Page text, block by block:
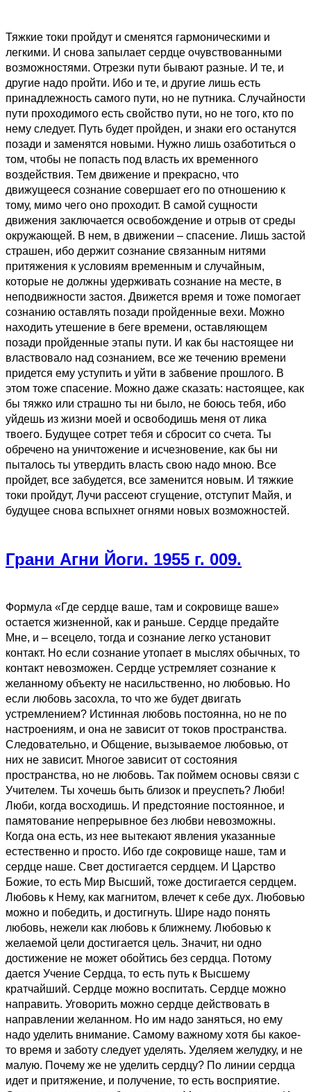
Тяжкие токи пройдут и сменятся гармоническими и
легкими. И снова запылает сердце очувствованными
возможностями. Отрезки пути бывают разные. И те, и
другие надо пройти. Ибо и те, и другие лишь есть
принадлежность самого пути, но не путника. Случайности
пути проходимого есть свойство пути, но не того, кто по
нему следует. Путь будет пройден, и знаки его останутся
позади и заменятся новыми. Нужно лишь озаботиться о
том, чтобы не попасть под власть их временного
воздействия. Тем движение и прекрасно, что
движущееся сознание совершает его по отношению к
тому, мимо чего оно проходит. В самой сущности
движения заключается освобождение и отрыв от среды
окружающей. В нем, в движении – спасение. Лишь застой
страшен, ибо держит сознание связанным нитями
притяжения к условиям временным и случайным,
которые не должны удерживать сознание на месте, в
неподвижности застоя. Движется время и тоже помогает
сознанию оставлять позади пройденные вехи. Можно
находить утешение в беге времени, оставляющем
позади пройденные этапы пути. И как бы настоящее ни
властвовало над сознанием, все же течению времени
придется ему уступить и уйти в забвение прошлого. В
этом тоже спасение. Можно даже сказать: настоящее, как
бы тяжко или страшно ты ни было, не боюсь тебя, ибо
уйдешь из жизни моей и освободишь меня от лика
твоего. Будущее сотрет тебя и сбросит со счета. Ты
обречено на уничтожение и исчезновение, как бы ни
пыталось ты утвердить власть свою надо мною. Все
пройдет, все забудется, все заменится новым. И тяжкие
токи пройдут, Лучи рассеют сгущение, отступит Майя, и
будущее снова вспыхнет огнями новых возможностей.
Грани Агни Йоги. 1955 г. 009.
Формула «Где сердце ваше, там и сокровище ваше»
остается жизненной, как и раньше. Сердце предайте
Мне, и – всецело, тогда и сознание легко установит
контакт. Но если сознание утопает в мыслях обычных, то
контакт невозможен. Сердце устремляет сознание к
желанному объекту не насильственно, но любовью. Но
если любовь засохла, то что же будет двигать
устремлением? Истинная любовь постоянна, но не по
настроениям, и она не зависит от токов пространства.
Следовательно, и Общение, вызываемое любовью, от
них не зависит. Многое зависит от состояния
пространства, но не любовь. Так поймем основы связи с
Учителем. Ты хочешь быть близок и преуспеть? Люби!
Люби, когда восходишь. И предстояние постоянное, и
памятование непрерывное без любви невозможны.
Когда она есть, из нее вытекают явления указанные
естественно и просто. Ибо где сокровище наше, там и
сердце наше. Свет достигается сердцем. И Царство
Божие, то есть Мир Высший, тоже достигается сердцем.
Любовь к Нему, как магнитом, влечет к себе дух. Любовью
можно и победить, и достигнуть. Шире надо понять
любовь, нежели как любовь к ближнему. Любовью к
желаемой цели достигается цель. Значит, ни одно
достижение не может обойтись без сердца. Потому
дается Учение Сердца, то есть путь к Высшему
кратчайший. Сердце можно воспитать. Сердце можно
направить. Уговорить можно сердце действовать в
направлении желанном. Но им надо заняться, но ему
надо уделить внимание. Самому важному хотя бы какое-
то время и заботу следует уделять. Уделяем желудку, и не
малую. Почему же не уделить сердцу? По линии сердца
идет и притяжение, и получение, то есть восприятие.